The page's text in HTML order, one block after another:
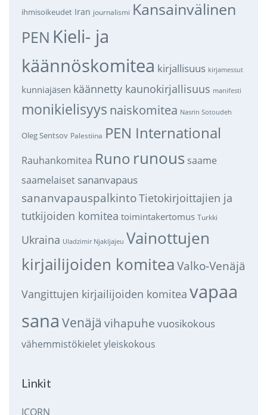
ihmisoikeudet Iran journalismi Kansainvälinen
PEN Kieli- ja
käännöskomitea kirjallisuus kirjamessut
kunniajäsen käännetty kaunokirjallisuus manifesti
monikielisyys naiskomitea Nasrin Sotoudeh
Oleg Sentsov Palestiina PEN International
Rauhankomitea Runo runous saame
saamelaiset sananvapaus
sananvapauspalkintoTietokirjoittajien ja
tutkijoiden komitea toimintakertomus Turkki
Ukraina Uladzimir Njakljajeu Vainottujen
kirjailijoiden komitea Valko-Venäjä
Vangittujen kirjailijoiden komitea vapaa
sana Venäjä vihapuhe vuosikokous
vähemmistökieletyleiskokous
Linkit
ICORN